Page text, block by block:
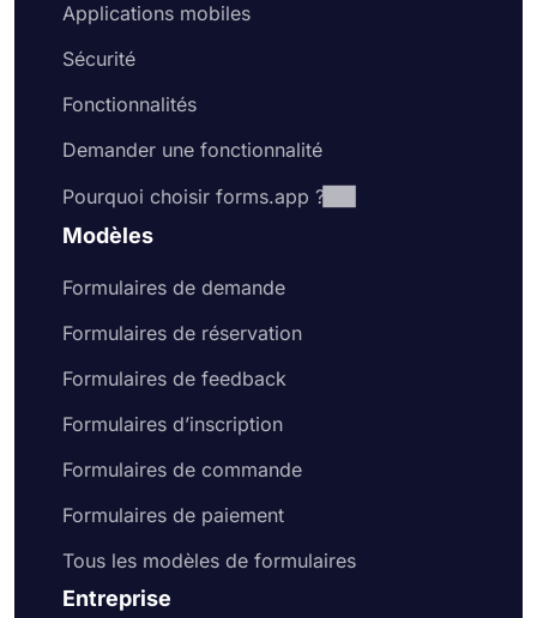
Applications mobiles
Sécurité
Fonctionnalités
Demander une fonctionnalité
Pourquoi choisir forms.app ?
Modèles
Formulaires de demande
Formulaires de réservation
Formulaires de feedback
Formulaires d’inscription
Formulaires de commande
Formulaires de paiement
Tous les modèles de formulaires
Entreprise